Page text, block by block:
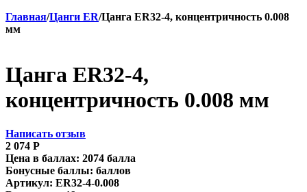
Главная/Цанги ER/Цанга ER32-4, концентричность 0.008
мм
Цанга ER32-4,
концентричность 0.008 мм
Написать отзыв
2 074 Р
Цена в баллах: 2074 балла
Бонусные баллы: баллов
Артикул: ER32-4-0.008